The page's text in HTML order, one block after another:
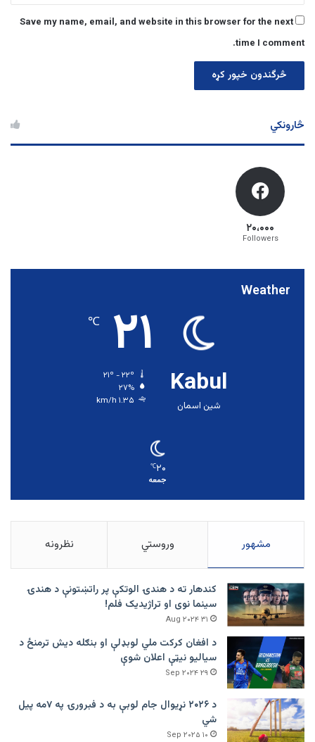
Save my name, email, and website in this browser for the next
time I comment.
څارونکي
۲۰،۰۰۰
Followers
Weather
Kabul
شین اسمان
۲۱ ℃
۲۷%
۱.۳۵ km/h
۲۰℃
جمعه
مشهور وروستي نظرونه
کندهار ته د هندۍ الوتکې پر راتښتونې د هندۍ
سینما نوی او تراژيديک فلم!
۳۱ Aug ۲۰۲۴
د افغان کرکت ملي لوبډلې او بنګله دیش ترمنځ د
سیالیو نیټې اعلان شوې
۲۹ Sep ۲۰۲۴
د ۲۰۲۶ نړیوال جام لوبې به د فبرورۍ په ۷مه پیل
شي
۱۰ Sep ۲۰۲۵